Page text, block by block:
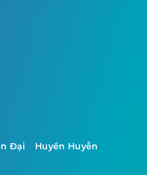
Đại Huyền Huyễn